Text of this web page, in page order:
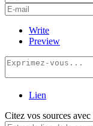
Write
Preview
Lien
Citez vos sources